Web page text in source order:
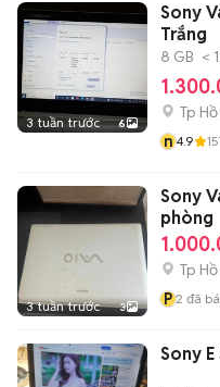
3 tuần trước 6
Sony
Trắng
8 GB <
Tp
n4.9
3 tuần trước 3
Sony
phòng
Tp
P 2 đã
Sony